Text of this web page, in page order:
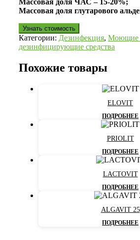
Массовая доля ЧАС – 15-20%;
Массовая доля глутарового
Узнать стоимость
Категории: Дезинфекция, Моющие
дезинфицирующие средства
Похожие товары
ELOVIT
ПОДРОБНЕЕ
PRIOLIT
ПОДРОБНЕЕ
LACTOVIT
ПОДРОБНЕЕ
ALGAVIT 25
ПОДРОБНЕЕ